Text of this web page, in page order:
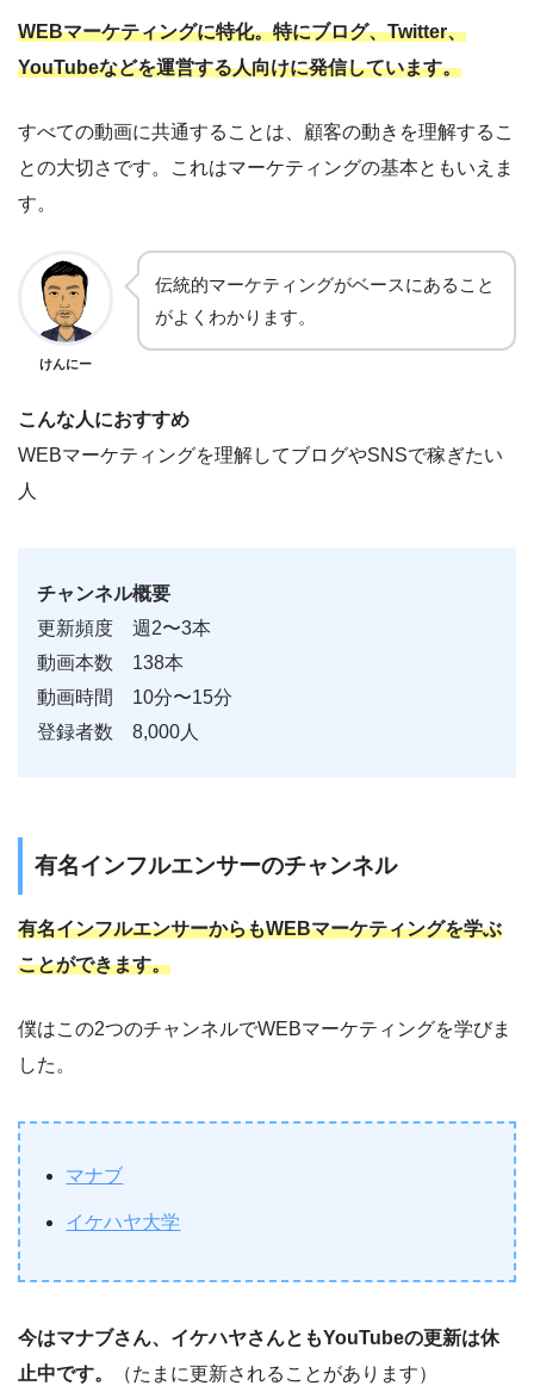
WEBマーケティングに特化。特にブログ、Twitter、
YouTubeなどを運営する人向けに発信しています。
すべての動画に共通することは、顧客の動きを理解するこ
との大切さです。これはマーケティングの基本ともいえま
す。
けんにー
伝統的マーケティングがベースにあること
がよくわかります。
こんな人におすすめ
WEBマーケティングを理解してブログやSNSで稼ぎたい
人
チャンネル概要
更新頻度 週2〜3本
動画本数 138本
動画時間 10分〜15分
登録者数 8,000人
有名インフルエンサーのチャンネル
有名インフルエンサーからもWEBマーケティングを学ぶ
ことができます。
僕はこの2つのチャンネルでWEBマーケティングを学びま
した。
マナブ
イケハヤ大学
今はマナブさん、イケハヤさんともYouTubeの更新は休
止中です。
（たまに更新されることがあります）